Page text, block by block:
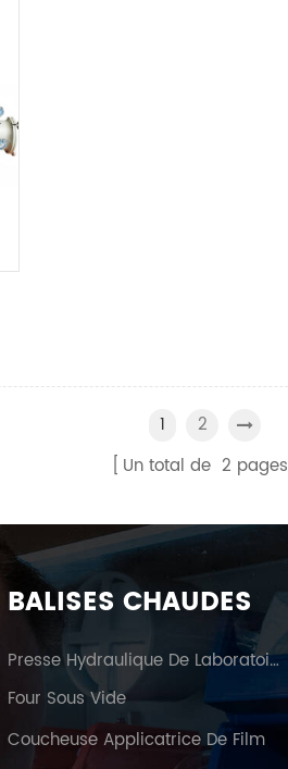
1
2
Un total de 2 pages
BALISES CHAUDES
Presse Hydraulique De Laboratoire
Four Sous Vide
Coucheuse Applicatrice De Film